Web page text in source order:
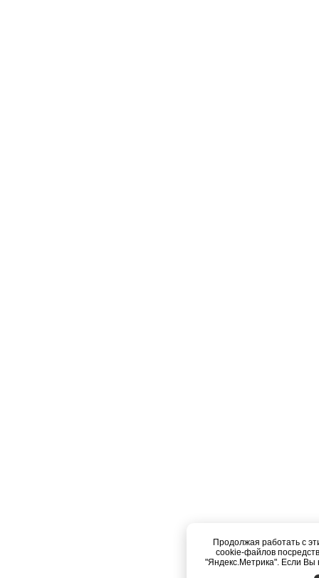
Продолжая работать с
cookie-файлов
"Яндекс.Метрика". Если Вы